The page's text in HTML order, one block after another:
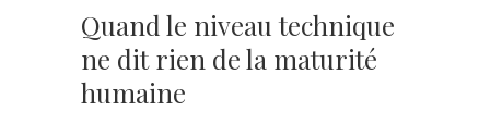
Quand le niveau technique
ne dit rien de la maturité
humaine